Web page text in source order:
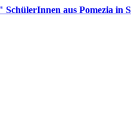
aus Pomezia in